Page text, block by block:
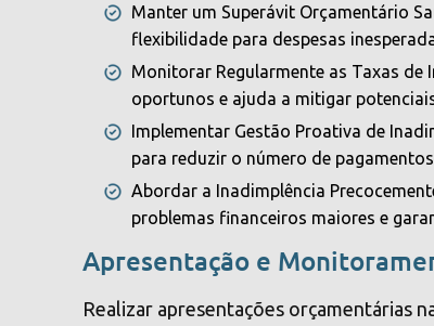
Manter um Superávit Orçamentário
flexibilidade para despesas
Monitorar Regularmente as Taxas
oportunos e ajuda a mitigar
Implementar Gestão Proativa de
para reduzir o número de
Abordar a Inadimplência
problemas financeiros maiores e
Apresentação e
Realizar apresentações orçamentárias